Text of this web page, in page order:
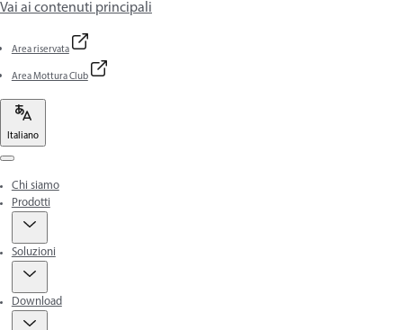
Vai ai contenuti principali
Area riservata
Area Mottura Club
Italiano
Chi siamo
Prodotti
Soluzioni
Download